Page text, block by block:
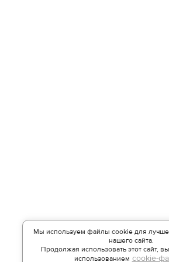
Мы используем файлы cookie для
нашего сайта.
Продолжая использовать этот сайт,
использованием cookie-